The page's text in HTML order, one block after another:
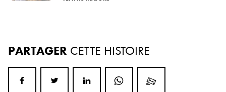
PARTAGER CETTE HISTOIRE